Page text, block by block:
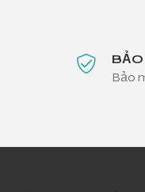
Bảo